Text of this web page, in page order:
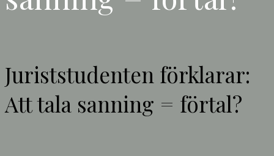
Juriststudenten förklarar:
Att tala sanning = förtal?